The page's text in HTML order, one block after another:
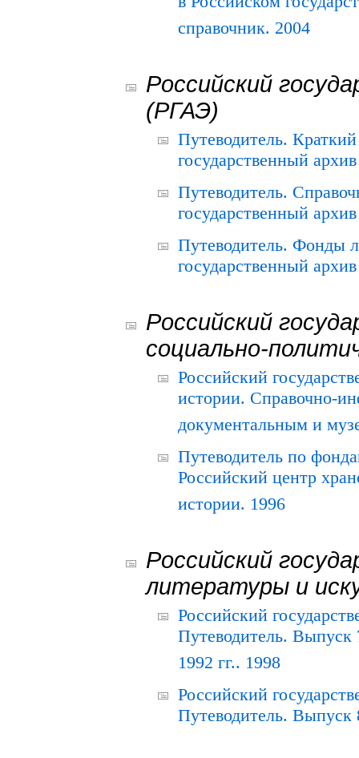
справочник. 2004
Российский
(РГАЭ)
Путеводитель.
государственный
Путеводитель.
государственный
Путеводитель. Фонды
государственный
Российский
социально-
Российский
истории. Справочно-
документальным и
Путеводитель по
Российский центр
истории. 1996
Российский
литературы и
Российский
Путеводитель.
1992 гг.. 1998
Российский
Путеводитель. Выпуск